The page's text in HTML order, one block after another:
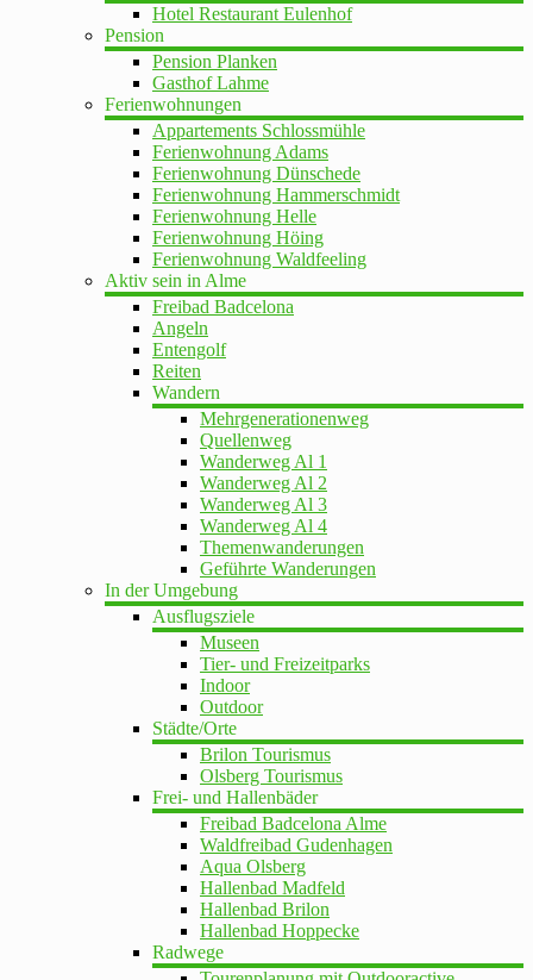
Hotel Restaurant Eulenhof
Pension
Pension Planken
Gasthof Lahme
Ferienwohnungen
Appartements Schlossmühle
Ferienwohnung Adams
Ferienwohnung Dünschede
Ferienwohnung Hammerschmidt
Ferienwohnung Helle
Ferienwohnung Höing
Ferienwohnung Waldfeeling
Aktiv sein in Alme
Freibad Badcelona
Angeln
Entengolf
Reiten
Wandern
Mehrgenerationenweg
Quellenweg
Wanderweg Al 1
Wanderweg Al 2
Wanderweg Al 3
Wanderweg Al 4
Themenwanderungen
Geführte Wanderungen
In der Umgebung
Ausflugsziele
Museen
Tier- und Freizeitparks
Indoor
Outdoor
Städte/Orte
Brilon Tourismus
Olsberg Tourismus
Frei- und Hallenbäder
Freibad Badcelona Alme
Waldfreibad Gudenhagen
Aqua Olsberg
Hallenbad Madfeld
Hallenbad Brilon
Hallenbad Hoppecke
Radwege